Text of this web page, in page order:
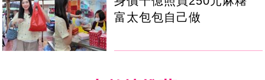
富太包包自己做